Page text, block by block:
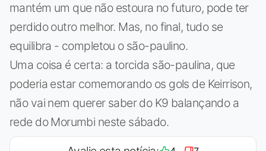
mantém um que não estoura no futuro, pode ter
perdido outro melhor. Mas, no final, tudo se
equilibra - completou o são-paulino.
Uma coisa é certa: a torcida são-paulina, que
poderia estar comemorando os gols de Keirrison,
não vai nem querer saber do K9 balançando a
rede do Morumbi neste sábado.